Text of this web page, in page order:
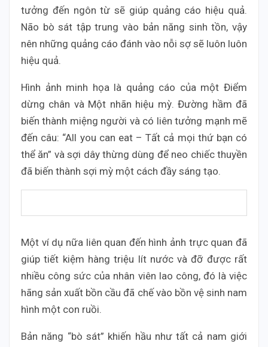
tưởng đến ngôn từ sẽ giúp quảng cáo hiệu quả.
Não bò sát tập trung vào bản năng sinh tồn, vậy
nên những quảng cáo đánh vào nỗi sợ sẽ luôn luôn
hiệu quả.
Hình ảnh minh họa là quảng cáo của một Điểm
dừng chân và Một nhãn hiệu mỳ. Đường hầm đã
biến thành miệng người và có liên tưởng mạnh mẽ
đến câu: “All you can eat – Tất cả mọi thứ bạn có
thể ăn” và sợi dây thừng dùng để neo chiếc thuyền
đã biến thành sợi mỳ một cách đầy sáng tạo.
Một ví dụ nữa liên quan đến hình ảnh trực quan đã
giúp tiết kiệm hàng triệu lít nước và đỡ được rất
nhiều công sức của nhân viên lao công, đó là việc
hãng sản xuất bồn cầu đã chế vào bồn vệ sinh nam
hình một con ruồi.
Bản năng “bò sát” khiến hầu như tất cả nam giới